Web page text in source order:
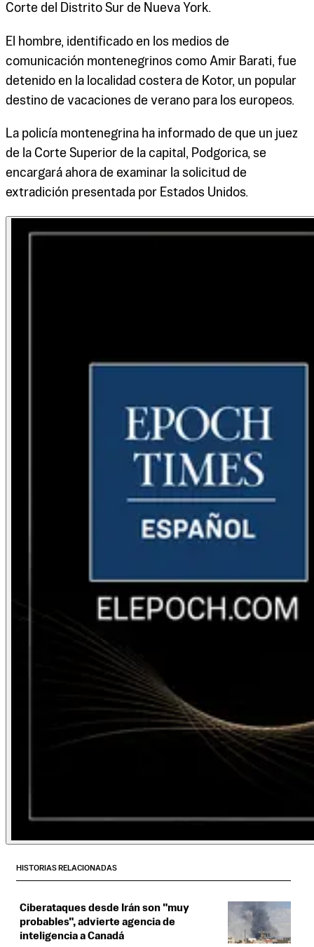
Corte del Distrito Sur de Nueva York.
El hombre, identificado en los medios de
comunicación montenegrinos como Amir Barati, fue
detenido en la localidad costera de Kotor, un popular
destino de vacaciones de verano para los europeos.
La policía montenegrina ha informado de que un juez
de la Corte Superior de la capital, Podgorica, se
encargará ahora de examinar la solicitud de
extradición presentada por Estados Unidos.
HISTORIAS RELACIONADAS
Ciberataques desde Irán son "muy
probables", advierte agencia de
inteligencia a Canadá